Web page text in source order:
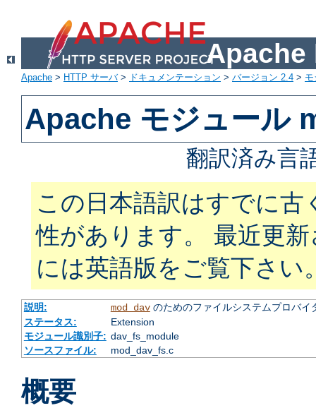
Apache
Apache > HTTP サーバ> ドキュメンテーション > バージョン 2.4 >
Apache モジュール
翻訳済み言
この日本語訳はすでに古
性があります。 最近更
には英語版をご覧下さい
説明: mod_davのためのファイルシステムプロバイ
ステータス:
Extension
モジュール識別子: dav_fs_module
ソースファイル:
mod_dav_fs.c
概要